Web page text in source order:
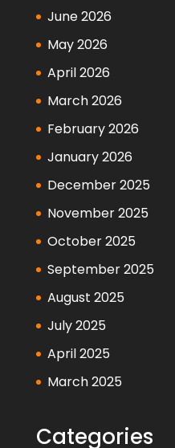
June 2026
May 2026
April 2026
March 2026
February 2026
January 2026
December 2025
November 2025
October 2025
September 2025
August 2025
July 2025
April 2025
March 2025
Categories